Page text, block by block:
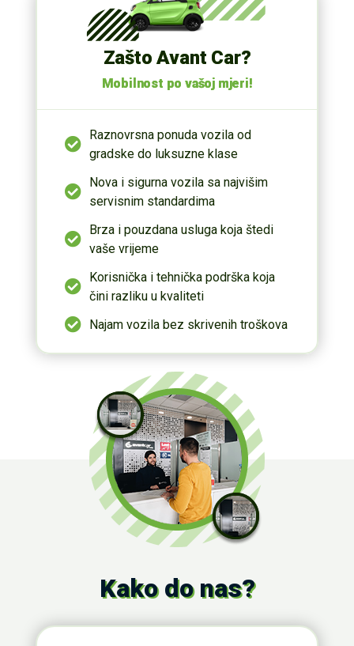
Zašto Avant Car?
Mobilnost po vašoj mjeri!
Raznovrsna ponuda vozila od
gradske do luksuzne klase
Nova i sigurna vozila sa najvišim
servisnim standardima
Brza i pouzdana usluga koja štedi
vaše vrijeme
Korisnička i tehnička podrška koja
čini razliku u kvaliteti
Najam vozila bez skrivenih troškova
Kako do nas?